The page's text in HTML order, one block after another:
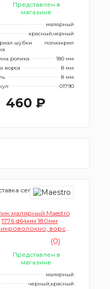
Представлен в
магазине
малярный
красный,черный
шубки
полиакрил
ролика
180 мм
ворса
8 мм
8 мм
01790
460 ₽
сегодня
малярный Maestro
1776 d64мм 180мм
ворс
(0)
Представлен в
магазине
малярный
черный,красный